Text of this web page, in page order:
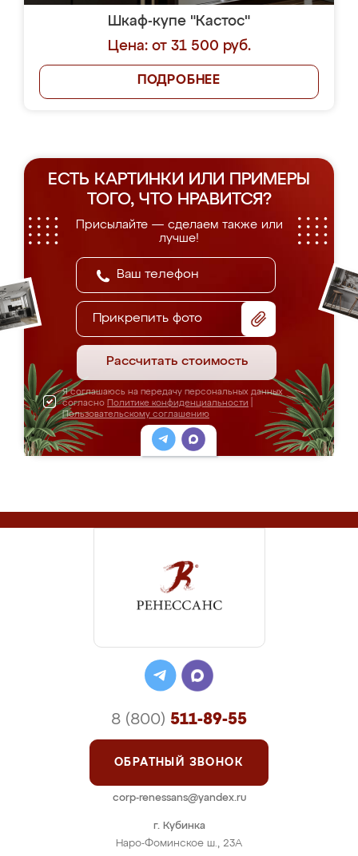
Шкаф-купе "Кастос"
Цена: от 31 500 руб.
ПОДРОБНЕЕ
ЕСТЬ КАРТИНКИ ИЛИ ПРИМЕРЫ
ТОГО, ЧТО НРАВИТСЯ?
Присылайте — сделаем также или
лучше!
Прикрепить фото
Рассчитать стоимость
Я соглашаюсь на передачу персональных данных
согласно Политике конфиденциальности
Пользовательскому соглашению
г. Кубинка
Наро-Фоминское ш., 23А
8 (800) 511-89-55
ОБРАТНЫЙ ЗВОНОК
corp-renessans@yandex.ru